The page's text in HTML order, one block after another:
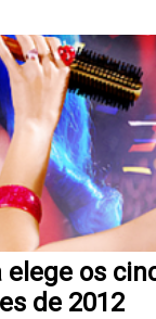
elege os
de 2012